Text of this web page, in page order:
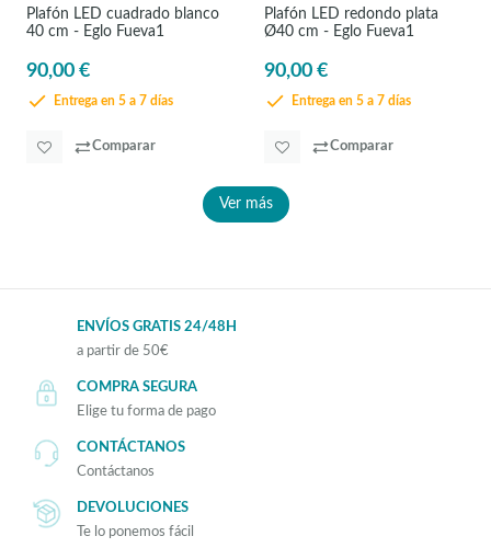
Plafón LED cuadrado blanco
40 cm - Eglo Fueva1
90,00 €
Entrega en 5 a 7 días
Comparar
Plafón LED redondo plata
Ø40 cm - Eglo Fueva1
90,00 €
Entrega en 5 a 7 días
Comparar
Ver más
ENVÍOS GRATIS 24/48H
a partir de 50€
COMPRA SEGURA
Elige tu forma de pago
CONTÁCTANOS
Contáctanos
DEVOLUCIONES
Te lo ponemos fácil